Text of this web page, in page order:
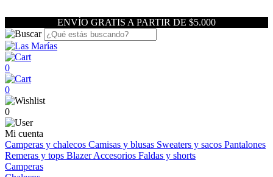
ENVÍO GRATIS A PARTIR DE $5.000
0
0
0
Mi cuenta
Camperas y chalecos Camisas y blusas Sweaters y sacos Pantalones
Remeras y tops BlazerAccesorios Faldas y shorts
Camperas